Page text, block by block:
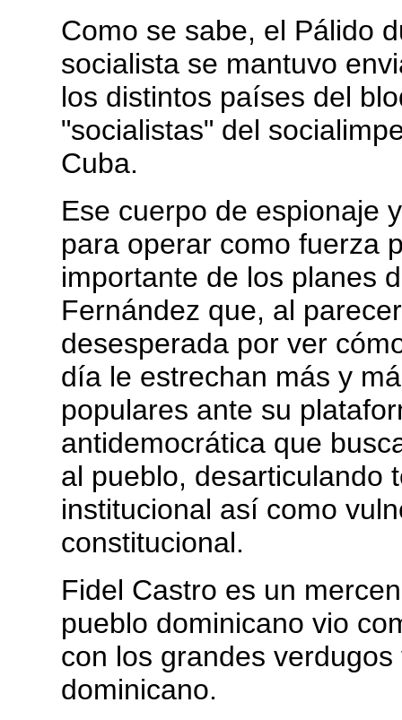
Como se sabe, el Pálido
socialista se mantuvo
los distintos países del
"socialistas" del
Cuba.
Ese cuerpo de espionaje
para operar como fuerza
importante de los planes
Fernández que, al
desesperada por ver
día le estrechan más y
populares ante su
antidemocrática que
al pueblo, desarticulando
institucional así como
constitucional.
Fidel Castro es un
pueblo dominicano vio
con los grandes
dominicano.